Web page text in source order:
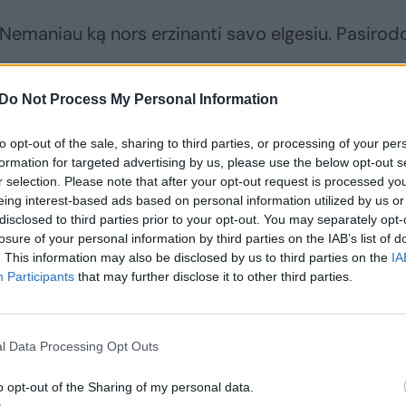
Do Not Process My Personal Information
opt-out of the sale, sharing to third parties, or processing of your
for targeted advertising by us, please use the below opt-out
selection. Please note that after your opt-out request is processed
interest-based ads based on personal information utilized by us
to third parties prior to your opt-out. You may separately
of your personal information by third parties on the IAB’s list of
This information may also be disclosed by us to third parties on the
Participants that may further disclose it to other third parties.
Data Processing Opt Outs
opt-out of the Sharing of my personal data.
ką nors erzinanti savo elgesiu.
į lauką. Ilgokai vaikščiojome, nes mažulis
kad atsirado proga ramiai
parką, kur šešėlis, toliau nuo judrių
pradėjo zirzti, supratau – išalko. Paėjėjusi
atsisėdau ant suoliuko ir pradėjau žindyti.
moteriškių, nešinų pirkinių